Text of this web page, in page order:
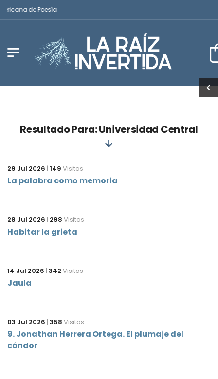
de Poesía
Resultado Para: Universidad Central
29 Jul 2026 | 149 Visitas
La palabra como memoria
28 Jul 2026 | 298 Visitas
Habitar la grieta
14 Jul 2026 | 342 Visitas
Jaula
03 Jul 2026 | 358 Visitas
9. Jonathan Herrera Ortega. El plumaje del
cóndor